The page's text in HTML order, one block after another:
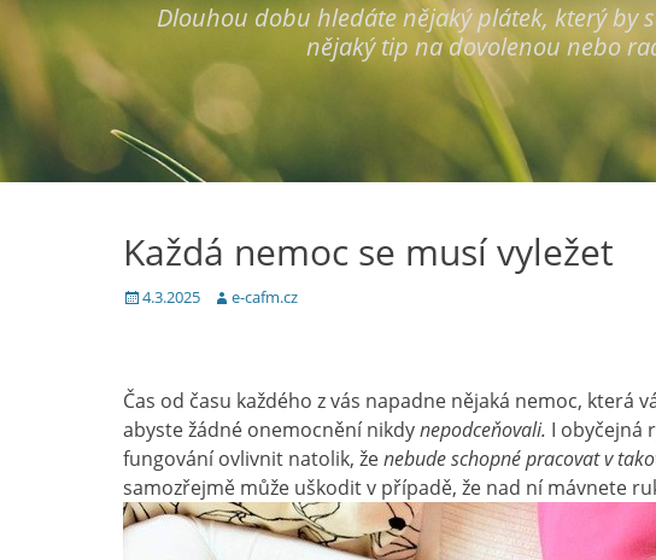
Dlouhou dobu hledáte nějaký plátek, který by
nějaký tip na dovolenou nebo
Každá nemoc se musí vyležet
Posted
4.3.2025 Author
e-cafm.cz
Čas od času každého z vás napadne nějaká nemoc, která
abyste žádné onemocnění nikdynepodceňovali. I obyčejná
fungování ovlivnit natolik, ženebude schopné pracovat v
samozřejmě může uškodit v případě, že nad ní mávnete